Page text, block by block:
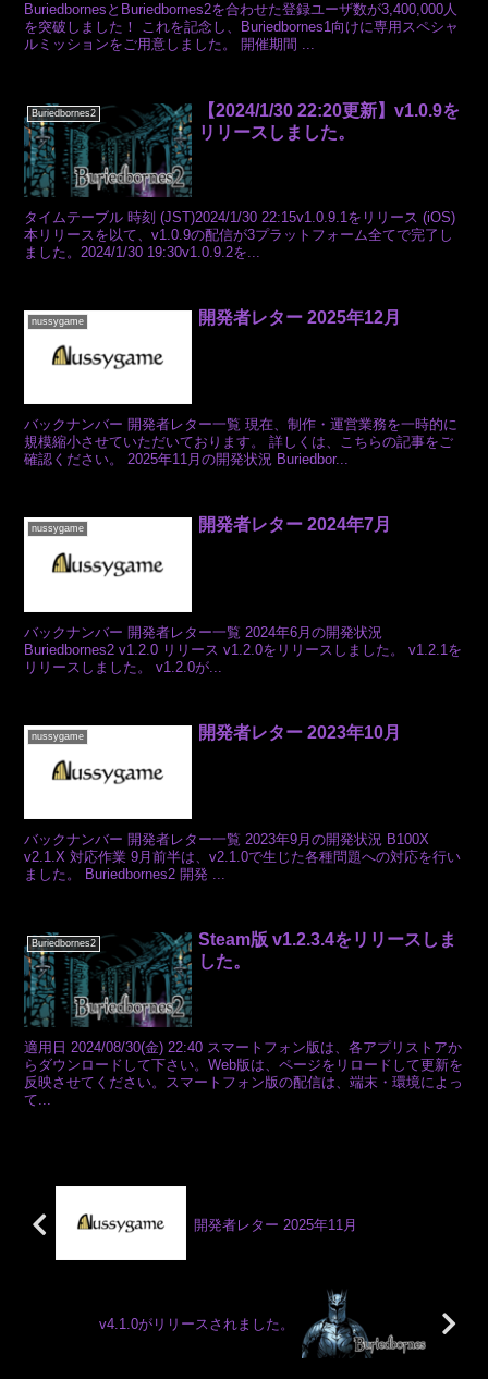
BuriedbornesとBuriedbornes2を合わせた登録ユーザ数が3,400,000人
を突破しました！ これを記念し、Buriedbornes1向けに専用スペシャ
ルミッションをご用意しました。 開催期間 ...
Buriedbornes2
【2024/1/30 22:20更新】v1.0.9を
リリースしました。
タイムテーブル 時刻 (JST)2024/1/30 22:15v1.0.9.1をリリース (iOS)
本リリースを以て、v1.0.9の配信が3プラットフォーム全てで完了し
ました。2024/1/30 19:30v1.0.9.2を...
nussygame 開発者レター 2025年12月
バックナンバー 開発者レター一覧 現在、制作・運営業務を一時的に
規模縮小させていただいております。 詳しくは、こちらの記事をご
確認ください。 2025年11月の開発状況 Buriedbor...
nussygame 開発者レター 2024年7月
バックナンバー 開発者レター一覧 2024年6月の開発状況
Buriedbornes2 v1.2.0 リリース v1.2.0をリリースしました。 v1.2.1を
リリースしました。 v1.2.0が...
nussygame 開発者レター 2023年10月
バックナンバー 開発者レター一覧 2023年9月の開発状況 B100X
v2.1.X 対応作業 9月前半は、v2.1.0で生じた各種問題への対応を行い
ました。 Buriedbornes2 開発 ...
Buriedbornes2
Steam版 v1.2.3.4をリリースしま
した。
適用日 2024/08/30(金) 22:40 スマートフォン版は、各アプリストアか
らダウンロードして下さい。Web版は、ページをリロードして更新を
反映させてください。スマートフォン版の配信は、端末・環境によっ
て...
開発者レター 2025年11月
v4.1.0がリリースされました。